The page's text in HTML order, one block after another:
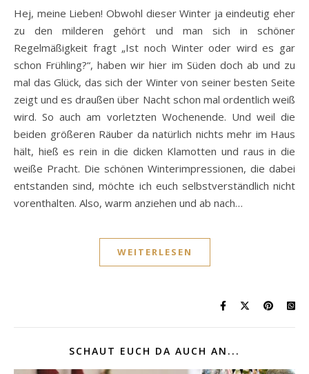
Hej, meine Lieben! Obwohl dieser Winter ja eindeutig eher
zu den milderen gehört und man sich in schöner
Regelmäßigkeit fragt „Ist noch Winter oder wird es gar
schon Frühling?“, haben wir hier im Süden doch ab und zu
mal das Glück, das sich der Winter von seiner besten Seite
zeigt und es draußen über Nacht schon mal ordentlich weiß
wird. So auch am vorletzten Wochenende. Und weil die
beiden größeren Räuber da natürlich nichts mehr im Haus
hält, hieß es rein in die dicken Klamotten und raus in die
weiße Pracht. Die schönen Winterimpressionen, die dabei
entstanden sind, möchte ich euch selbstverständlich nicht
vorenthalten. Also, warm anziehen und ab nach…
WEITERLESEN
SCHAUT EUCH DA AUCH AN...